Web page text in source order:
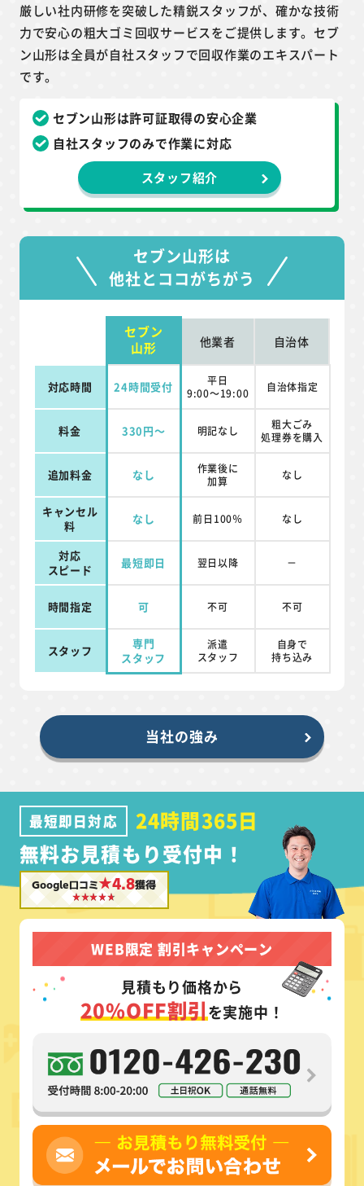
厳しい社内研修を突破した精鋭スタッフが、確かな技術
力で安心の粗大ゴミ回収サービスをご提供します。セブ
ン山形は全員が自社スタッフで回収作業のエキスパート
です。
セブン山形は許可証取得の安心企業
自社スタッフのみで作業に対応
スタッフ紹介
セブン山形は
他社とココがちがう
セブン
山形
他業者 自治体
対応時間 24時間受付
平日
9:00～19:00
自治体指定
料金 330円～ 明記なし
粗大ごみ
処理券を購入
追加料金 なし
作業後に
加算
なし
キャンセル
料
なし 前日100％ なし
対応
スピード
最短即日 翌日以降 －
時間指定 可 不可 不可
スタッフ
専門
スタッフ
派遣
スタッフ
自身で
持ち込み
当社の強み
最短即日対応
24時間365日
無料お見積もり受付中！
Google口コミ★4.8獲得
WEB限定 割引キャンペーン
見積もり価格から
20%OFF割引を実施中！